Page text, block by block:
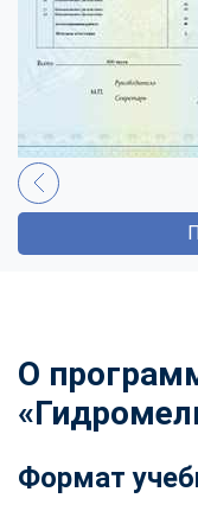
О
Формат